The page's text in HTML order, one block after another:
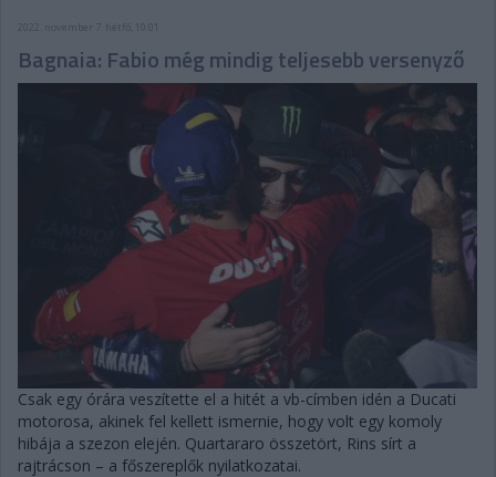
2022. november 7. hétfő, 10:01
Bagnaia: Fabio még mindig teljesebb versenyző
Csak egy órára veszítette el a hitét a vb-címben idén a Ducati
motorosa, akinek fel kellett ismernie, hogy volt egy komoly
hibája a szezon elején. Quartararo összetört, Rins sírt a
rajtrácson – a főszereplők nyilatkozatai.